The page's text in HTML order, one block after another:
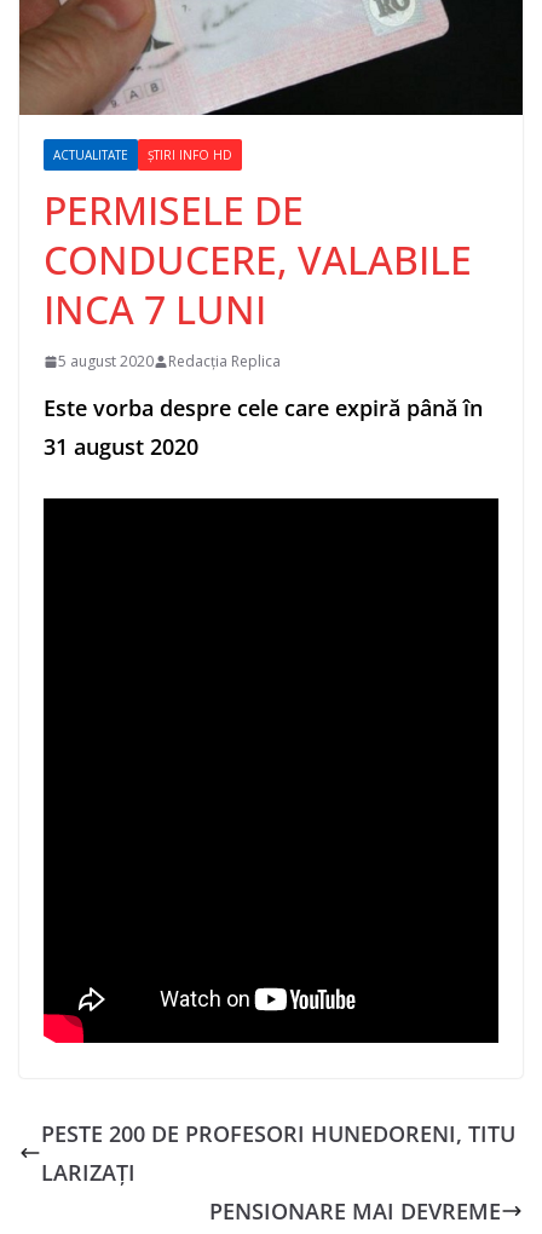
ACTUALITATE ȘTIRI INFO HD
PERMISELE DE
CONDUCERE, VALABILE
INCA 7 LUNI
5 august 2020 Redacția Replica
Este vorba despre cele care expiră până în
31 august 2020
PESTE 200 DE PROFESORI HUNEDORENI, TITU
LARIZAȚI
PENSIONARE MAI DEVREME